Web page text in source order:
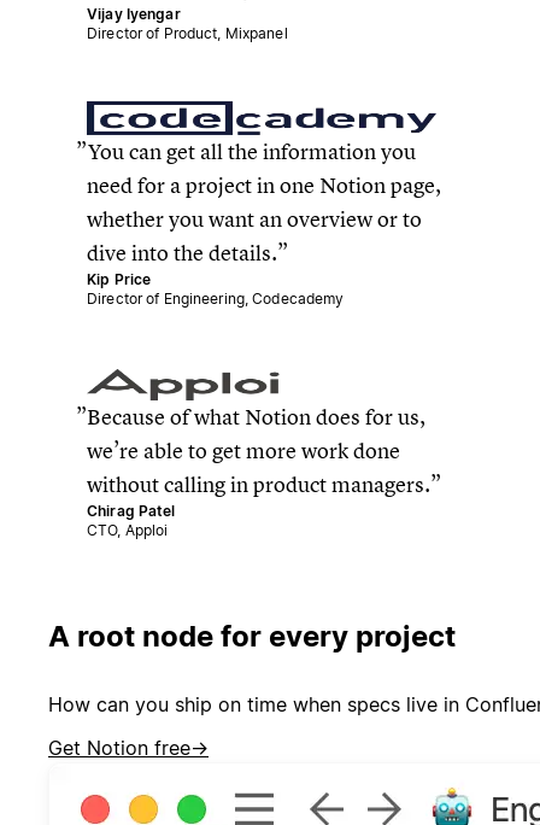
Vijay Iyengar
Director of Product, Mixpanel
You can get all the information you
need for a project in one Notion page,
whether you want an overview or to
dive into the details.
Kip Price
Director of Engineering, Codecademy
Because of what Notion does for us,
we’re able to get more work done
without calling in product managers.
Chirag Patel
CTO, Apploi
A root node for every project
How can you ship on time when specs live in
Get Notion free→